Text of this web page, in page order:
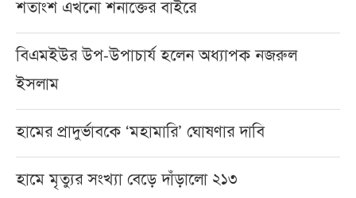
শতাংশ এখনো শনাক্তের বাইরে
বিএমইউর উপ-উপাচার্য হলেন অধ্যাপক নজরুল
ইসলাম
হামের প্রাদুর্ভাবকে ‘মহামারি’ ঘোষণার দাবি
হামে মৃত্যুর সংখ্যা বেড়ে দাঁড়ালো ২১৩